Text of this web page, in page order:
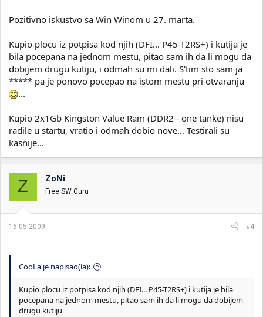
Pozitivno iskustvo sa Win Winom u 27. marta.
Kupio plocu iz potpisa kod njih (DFI... P45-T2RS+) i kutija je
bila pocepana na jednom mestu, pitao sam ih da li mogu da
dobijem drugu kutiju, i odmah su mi dali. S'tim sto sam ja
***** pa je ponovo pocepao na istom mestu pri otvaranju
...
Kupio 2x1Gb Kingston Value Ram (DDR2 - one tanke) nisu
radile u startu, vratio i odmah dobio nove... Testirali su
kasnije...
Z ZoNi
Free SW Guru
16.05.2009. #4
CooLa je napisao(la):
Kupio plocu iz potpisa kod njih (DFI... P45-T2RS+) i kutija je bila
pocepana na jednom mestu, pitao sam ih da li mogu da dobijem
drugu kutiju